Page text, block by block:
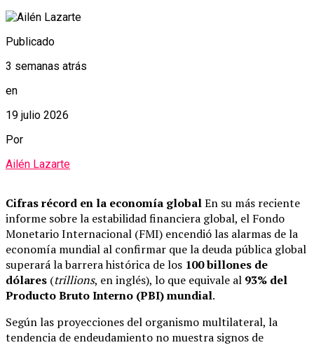
Publicado
3 semanas atrás
en
19 julio 2026
Por
Ailén Lazarte
Cifras récord en la economía globalEn su más reciente
informe sobre la estabilidad financiera global, el Fondo
Monetario Internacional (FMI) encendió las alarmas de la
economía mundial al confirmar que la deuda pública global
superará la barrera histórica de los 100 billones de
dólares (trillions, en inglés), lo que equivale al 93% del
Producto Bruto Interno (PBI) mundial.
Según las proyecciones del organismo multilateral, la
tendencia de endeudamiento no muestra signos de